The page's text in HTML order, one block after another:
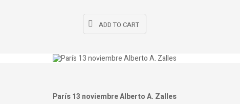
ADD TO CART
París 13 noviembre Alberto A. Zalles